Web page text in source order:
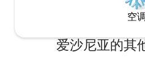
空
爱沙尼亚的其